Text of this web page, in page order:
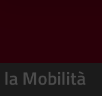
la Mobilità